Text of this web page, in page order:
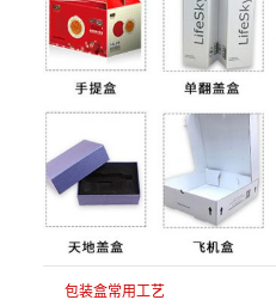
包装盒常用工艺